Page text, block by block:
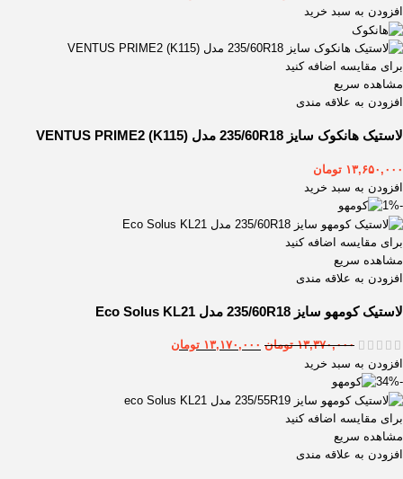
افزودن به سبد خرید
برای مقایسه اضافه کنید
مشاهده سریع
افزودن به علاقه مندی
لاستیک هانکوک سایز 235/60R18 مدل VENTUS PRIME2 (K115)
۱۳,۶۵۰,۰۰۰ تومان
افزودن به سبد خرید
-1%
برای مقایسه اضافه کنید
مشاهده سریع
افزودن به علاقه مندی
لاستیک کومهو سایز 235/60R18 مدل Eco Solus KL21
۱۳,۳۷۰,۰۰۰ تومان ۱۳,۱۷۰,۰۰۰ تومان
افزودن به سبد خرید
-34%
برای مقایسه اضافه کنید
مشاهده سریع
افزودن به علاقه مندی